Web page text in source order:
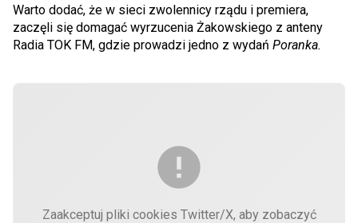
Warto dodać, że w sieci zwolennicy rządu i premiera,
zaczęli się domagać wyrzucenia Żakowskiego z anteny
Radia TOK FM, gdzie prowadzi jedno z wydań Poranka.
Zaakceptuj pliki cookies Twitter/X, aby zobaczyć